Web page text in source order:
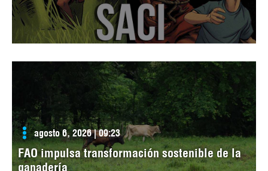
agosto 6, 2026 | 09:23
FAO impulsa transformación sostenible de la
ganadería